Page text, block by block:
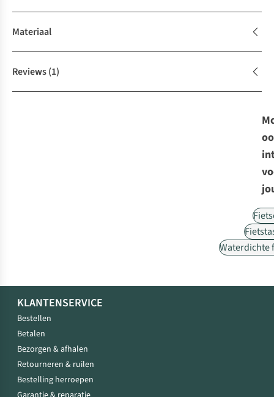
Materiaal
Reviews(1)
Waterdichte
KLANTENSERVICE
Bestellen
Betalen
Bezorgen & afhalen
Retourneren & ruilen
Bestelling herroepen